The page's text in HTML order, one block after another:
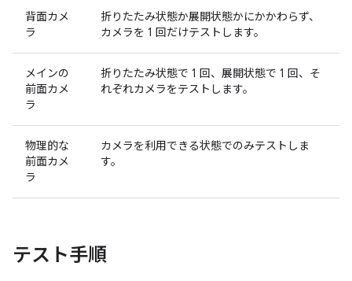
背面カメ
ラ
折りたたみ状態か展開状態かにかかわらず、
カメラを 1 回だけテストします。
メインの
前面カメ
ラ
折りたたみ状態で 1 回、展開状態で 1 回、そ
れぞれカメラをテストします。
物理的な
前面カメ
ラ
カメラを利用できる状態でのみテストしま
す。
テスト手順